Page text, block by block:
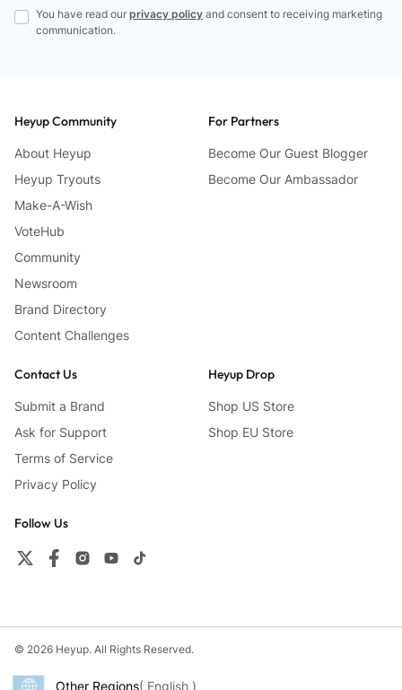
You have read our privacy policy and consent to receiving marketing
communication.
Heyup Community
About Heyup
Heyup Tryouts
Make-A-Wish
VoteHub
Community
Newsroom
Brand Directory
Content Challenges
For Partners
Become Our Guest Blogger
Become Our Ambassador
Contact Us
Submit a Brand
Ask for Support
Terms of Service
Privacy Policy
Heyup Drop
Shop US Store
Shop EU Store
Follow Us
© 2026 Heyup. All Rights Reserved.
Other Regions( English )